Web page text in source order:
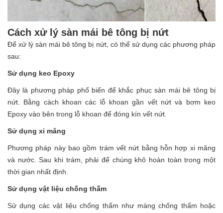
Cách xử lý sàn mái bê tông bị nứt
Để xử lý sàn mái bê tông bị nứt, có thể sử dụng các phương pháp
sau:
Sử dụng keo Epoxy
Đây là phương pháp phổ biến để khắc phục sàn mái bê tông bị
nứt. Bằng cách khoan các lỗ khoan gần vết nứt và bơm keo
Epoxy vào bên trong lỗ khoan để đóng kín vết nứt.
Sử dụng xi măng
Phương pháp này bao gồm trám vết nứt bằng hỗn hợp xi măng
và nước. Sau khi trám, phải để chúng khô hoàn toàn trong một
thời gian nhất định.
Sử dụng vật liệu chống thấm
Sử dụng các vật liệu chống thấm như màng chống thấm hoặc